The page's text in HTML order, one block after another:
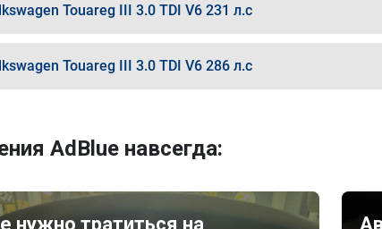
Touareg III 3.0 TDI V6 231 л.с
Touareg III 3.0 TDI V6 286 л.с
AdBlue навсегда:
нужно тратиться на